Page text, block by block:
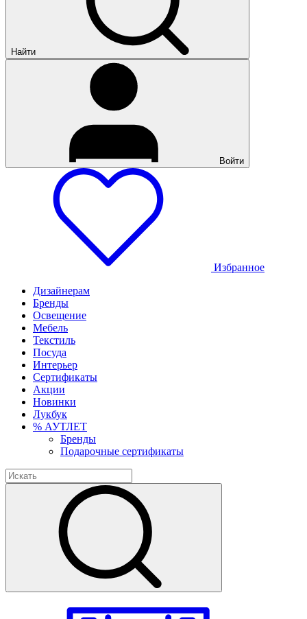
Найти
Войти
Избранное
Дизайнерам
Бренды
Освещение
Мебель
Текстиль
Посуда
Интерьер
Сертификаты
Акции
Новинки
Лукбук
% АУТЛЕТ
Бренды
Подарочные сертификаты